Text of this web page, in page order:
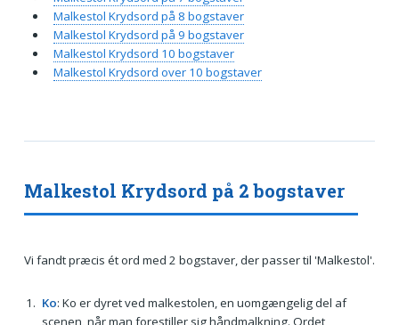
Malkestol Krydsord på 2 bogstaver
Vi fandt præcis ét ord med 2 bogstaver, der passer til 'Malkestol'.
Ko: Ko er dyret ved malkestolen, en uomgængelig del af
scenen, når man forestiller sig håndmalkning. Ordet
Malkestol Krydsord på 8 bogstaver
Malkestol Krydsord på 9 bogstaver
Malkestol Krydsord 10 bogstaver
Malkestol Krydsord over 10 bogstaver